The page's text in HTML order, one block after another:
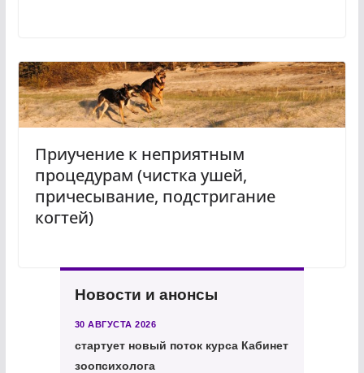
Приучение к неприятным
процедурам (чистка ушей,
причесывание, подстригание
когтей)
Новости и анонсы
30 АВГУСТА 2026
стартует новый поток курса Кабинет
зоопсихолога